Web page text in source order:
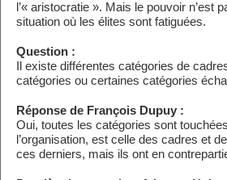
l’« aristocratie ». Mais le pouvoir n’est
situation où les élites sont fatiguées.
Question :
Il existe différentes catégories de
catégories ou certaines catégories
Réponse de François Dupuy :
Oui, toutes les catégories sont
l’organisation, est celle des cadres et
ces derniers, mais ils ont en